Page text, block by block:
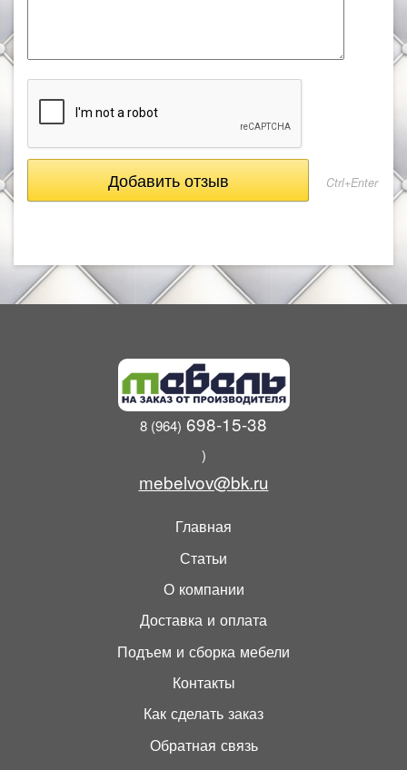
Ctrl+Enter
8 (964) 698-15-38
)
mebelvov@bk.ru
Главная
Статьи
О компании
Доставка и оплата
Подъем и сборка мебели
Контакты
Как сделать заказ
Обратная связь